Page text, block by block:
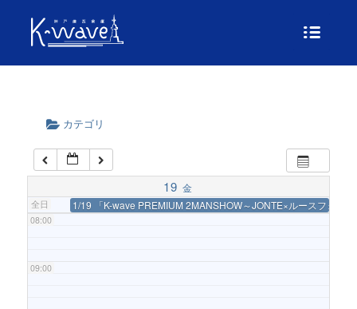
カテゴリ
19 金
全日 1/19 「K-wave PREMIUM 2MANSHOW～JONTE×ルースフォン
04:00
06:00
07:00
08:00
09:00